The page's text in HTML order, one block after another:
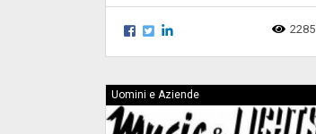
2285
Uomini e Aziende